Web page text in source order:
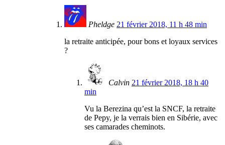
Pheldge 21 février 2018, 11 h 48 min
la retraite anticipée, pour bons et loyaux services
?
Calvin 21 février 2018, 18 h 40
min
Vu la Berezina qu’est la SNCF, la retraite
de Pepy, je la verrais bien en Sibérie, avec
ses camarades cheminots.